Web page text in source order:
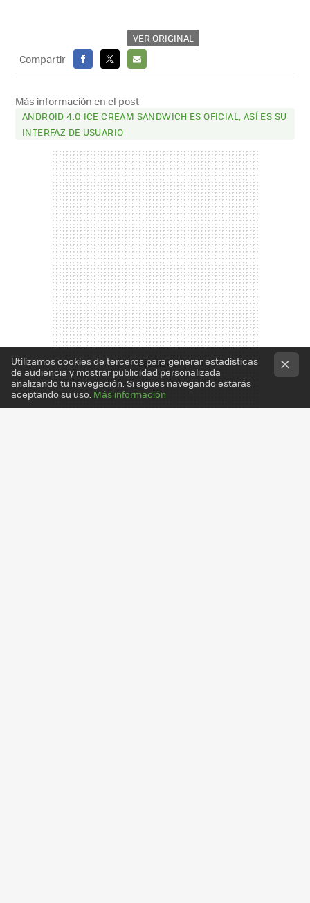
VER ORIGINAL
Compartir
FACEBOOK
X
E-
MAIL
Más información en el post
ANDROID 4.0 ICE CREAM SANDWICH ES OFICIAL, ASÍ ES SU
INTERFAZ DE USUARIO
Utilizamos cookies de terceros para generar estadísticas
de audiencia y mostrar publicidad personalizada
analizando tu navegación. Si sigues navegando estarás
aceptando su uso. Más información